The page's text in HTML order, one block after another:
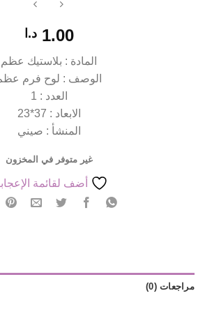
1.00 د.ا
المادة : بلاستيك عظم
الوصف : لوح فرم
العدد : 1
الابعاد : 37*23
المنشأ : صيني
غير متوفر في المخزون
أضف لقائمة
مراجعات (0)